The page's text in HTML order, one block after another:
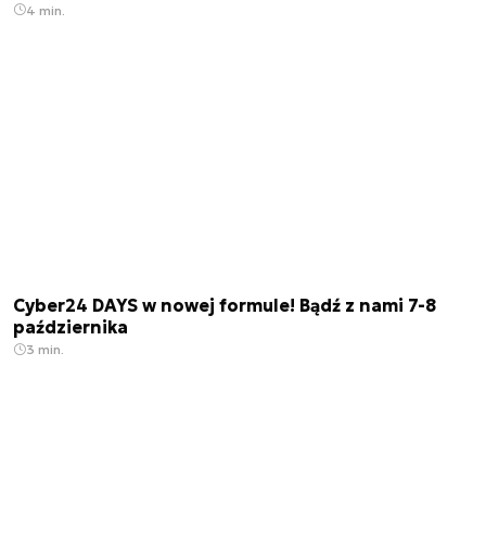
4 min.
Cyber24 DAYS w nowej formule! Bądź z nami 7-8
października
3 min.